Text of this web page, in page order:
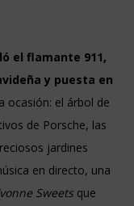
el flamante 911,
y puesta en
ocasión: el árbol de
de Porsche, las
jardines
en directo, una
Sweets que